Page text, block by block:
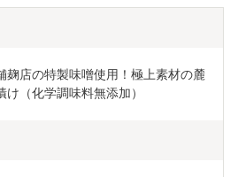
麹店の特製味噌使用！極上素材の麓
（化学調味料無添加）